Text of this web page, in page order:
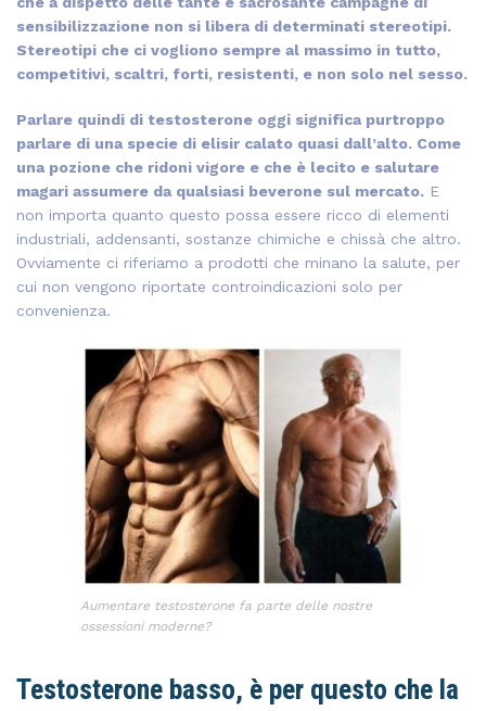
sensibilizzazione non si libera di determinati stereotipi.
Stereotipi che ci vogliono sempre al massimo in tutto,
competitivi, scaltri, forti, resistenti, e non solo nel sesso.
Parlare quindi di testosterone oggi significa purtroppo
parlare di una specie di elisir calato quasi dall’alto. Come
una pozione che ridoni vigore e che è lecito e salutare
magari assumere da qualsiasi beverone sul mercato. E
non importa quanto questo possa essere ricco di elementi
industriali, addensanti, sostanze chimiche e chissà che altro.
Ovviamente ci riferiamo a prodotti che minano la salute, per
cui non vengono riportate controindicazioni solo per
convenienza.
Aumentare testosterone fa parte delle nostre
ossessioni moderne?
Testosterone basso, è per questo che la